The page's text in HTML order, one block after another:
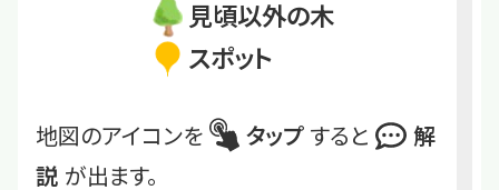
見頃以外の木
スポット
地図のアイコンを タップ すると
解
説 が出ます。